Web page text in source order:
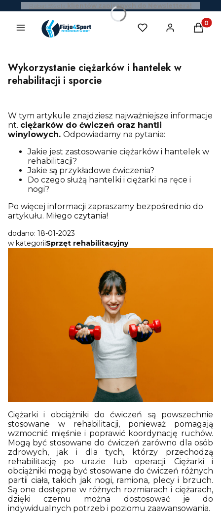
klientów zapisanych do Newslettera!
Wykorzystanie ciężarków i hantelek w
rehabilitacji i sporcie
W tym artykule znajdziesz najważniejsze informacje
nt. ciężarków do ćwiczeń oraz hantli
winylowych. Odpowiadamy na pytania:
Jakie jest zastosowanie ciężarków i hantelek w
rehabilitacji?
Jakie są przykładowe ćwiczenia?
Do czego służą hantelki i ciężarki na ręce i
nogi?
Po więcej informacji zapraszamy bezpośrednio do
artykułu. Miłego czytania!
dodano: 18-01-2023
w kategoriiSprzęt rehabilitacyjny
Ciężarki i obciążniki do ćwiczeń są powszechnie
stosowane w rehabilitacji, ponieważ pomagają
wzmocnić mięśnie i poprawić koordynację ruchów.
Mogą być stosowane do ćwiczeń zarówno dla osób
zdrowych, jak i dla tych, którzy przechodzą
rehabilitację po urazie lub operacji. Ciężarki i
obciążniki mogą być stosowane do ćwiczeń różnych
partii ciała, takich jak nogi, ramiona, plecy i brzuch.
Są one dostępne w różnych rozmiarach i ciężarach,
dzięki czemu można dostosować je do
indywidualnych potrzeb i poziomu zaawansowania.